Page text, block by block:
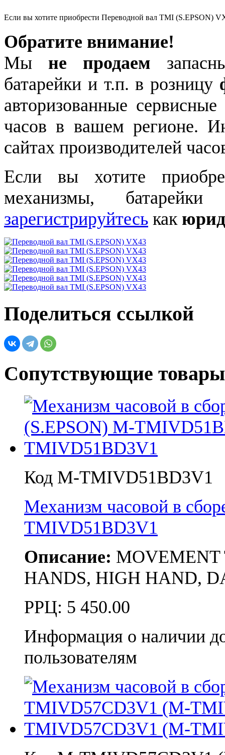
Если вы хотите приобрести Переводной вал TMI (S.EPSON)
Обратите внимание!
Мы не продаем
батарейки и т.п. в розницу
авторизованные
часов в вашем регионе.
сайтах производителей
Если вы хотите
механизмы,
зарегистрируйтесь как
Поделиться ссылкой
Сопутствующие товары
Код M-TMIVD51BD3V1
Механизм часовой в
TMIVD51BD3V1
Описание: MOVEMENT
HANDS, HIGH HAND,
РРЦ: 5 450.00
Информация о наличии
пользователям